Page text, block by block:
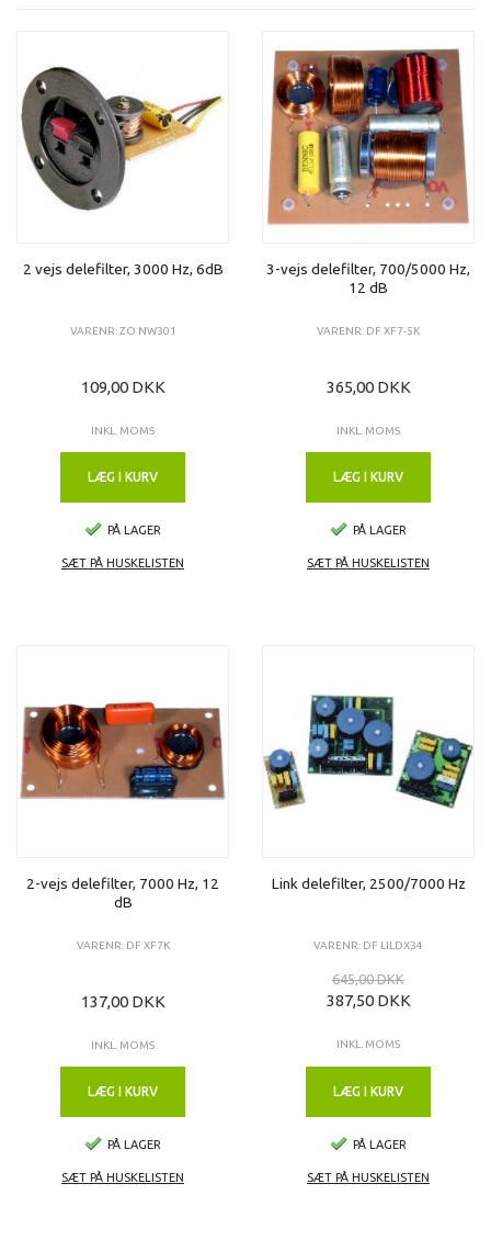
2 vejs delefilter, 3000 Hz, 6dB
VARENR: ZO NW301
109,00 DKK
INKL. MOMS
LÆG I KURV
PÅ LAGER
SÆT PÅ HUSKELISTEN
3-vejs delefilter, 700/5000 Hz,
12 dB
VARENR: DF XF7-5K
365,00 DKK
INKL. MOMS
LÆG I KURV
PÅ LAGER
SÆT PÅ HUSKELISTEN
2-vejs delefilter, 7000 Hz, 12
dB
VARENR: DF XF7K
137,00 DKK
INKL. MOMS
LÆG I KURV
PÅ LAGER
SÆT PÅ HUSKELISTEN
Link delefilter, 2500/7000 Hz
VARENR: DF LILDX34
645,00 DKK
387,50 DKK
INKL. MOMS
LÆG I KURV
PÅ LAGER
SÆT PÅ HUSKELISTEN